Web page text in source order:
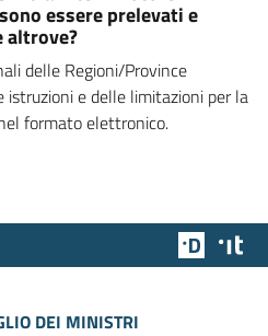
essere prelevati e
altrove?
delle Regioni/Province
e delle limitazioni per la
formato elettronico.
Team
DEI MINISTRI